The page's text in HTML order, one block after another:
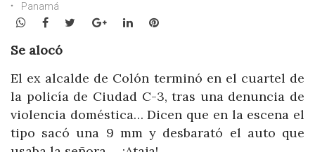
Panamá
WhatsApp
Facebook
TwitterGoogle+LinkedInPinterest
Se alocó
El ex alcalde de Colón terminó en el cuartel de
la policía de Ciudad C-3, tras una denuncia de
violencia doméstica… Dicen que en la escena el
tipo sacó una 9 mm y desbarató el auto que